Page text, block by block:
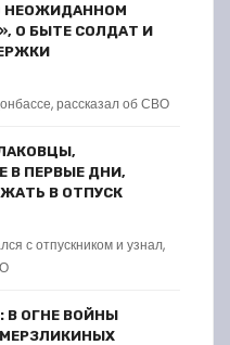
НЕОЖИДАННОМ
О БЫТЕ СОЛДАТ И
рассказал об СВО
В ПЕРВЫЕ ДНИ,
В ОТПУСК
с отпускником и узнал,
В ОГНЕ ВОЙНЫ